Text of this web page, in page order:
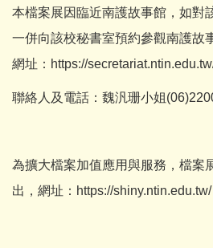
本檔案展因臨近南護故事館，如對
一併向該校秘書室預約參觀南護故
網址： https://
聯絡人及電話：魏汎珊小姐
為擴大檔案加值應用與服務，檔案
出，網址： https://shiny.ntin.edu.tw/